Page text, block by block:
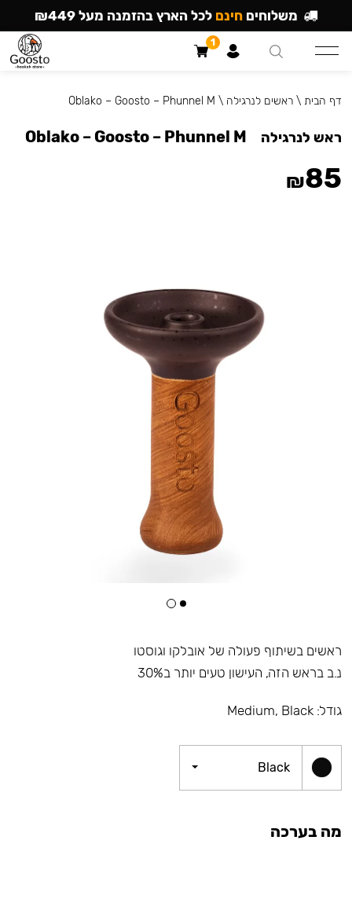
ראשים בשיתוף פעולה של אובלקו וגוסטו
נ.ב בראש הזה, העישון טעים יותר ב30%
גודל: Medium, Black
Black
מה בערכה
דף הבית \ראשים לנרגילה \
Oblako – Goosto – Phunnel M
ראש לנרגילה Oblako – Goosto – Phunnel M
₪85
משלוחים חינם לכל הארץ בהזמנה מעל ₪449
1